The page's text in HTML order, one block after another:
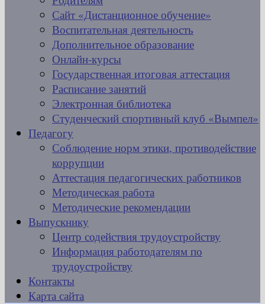
Сайт «Дистанционное обучение»
Воспитательная деятельность
Дополнительное образование
Онлайн-курсы
Государственная итоговая аттестация
Расписание занятий
Электронная библиотека
Студенческий спортивный клуб «Вымпел»
Педагогу
Соблюдение норм этики, противодействие
коррупции
Аттестация педагогических работников
Методическая работа
Методические рекомендации
Выпускнику
Центр содействия трудоустройству
Информация работодателям по
трудоустройству
Контакты
Карта сайта